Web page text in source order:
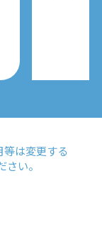
は変更する
い。